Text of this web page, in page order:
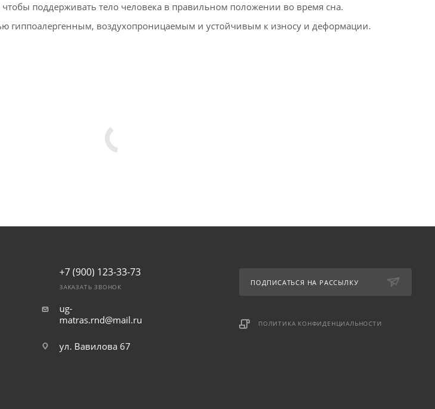
поддерживать тело человека в правильном положении во время сна.
гиппоалергенным, воздухопроницаемым и устойчивым к износу и деформации.
+7 (900) 123-33-73
ЗАКАЗАТЬ ЗВОНОК
ug-
matras.rnd@mail.ru
ул. Вавилова 67
ПОДПИСАТЬСЯ НА РАССЫЛКУ
ПОЛИТИКА КОНФИДЕНЦИАЛЬНОСТИ